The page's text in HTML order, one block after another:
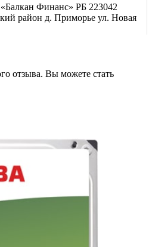
Финанс» РБ 223042
район д. Приморье ул. Новая
отзыва. Вы можете стать